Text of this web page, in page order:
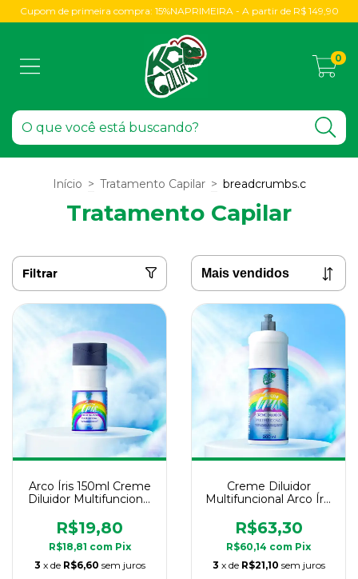
Cupom de primeira compra: 15%NAPRIMEIRA - A partir de R$ 149,90
0
Início > Tratamento Capilar > breadcrumbs.c
Tratamento Capilar
Filtrar
Arco Íris 150ml Creme
Diluidor Multifuncional
150ml
R$19,80
R$18,81 com Pix
3 x de R$6,60 sem juros
Creme Diluidor
Multifuncional Arco Íris
900ml
R$63,30
R$60,14 com Pix
3 x de R$21,10 sem juros